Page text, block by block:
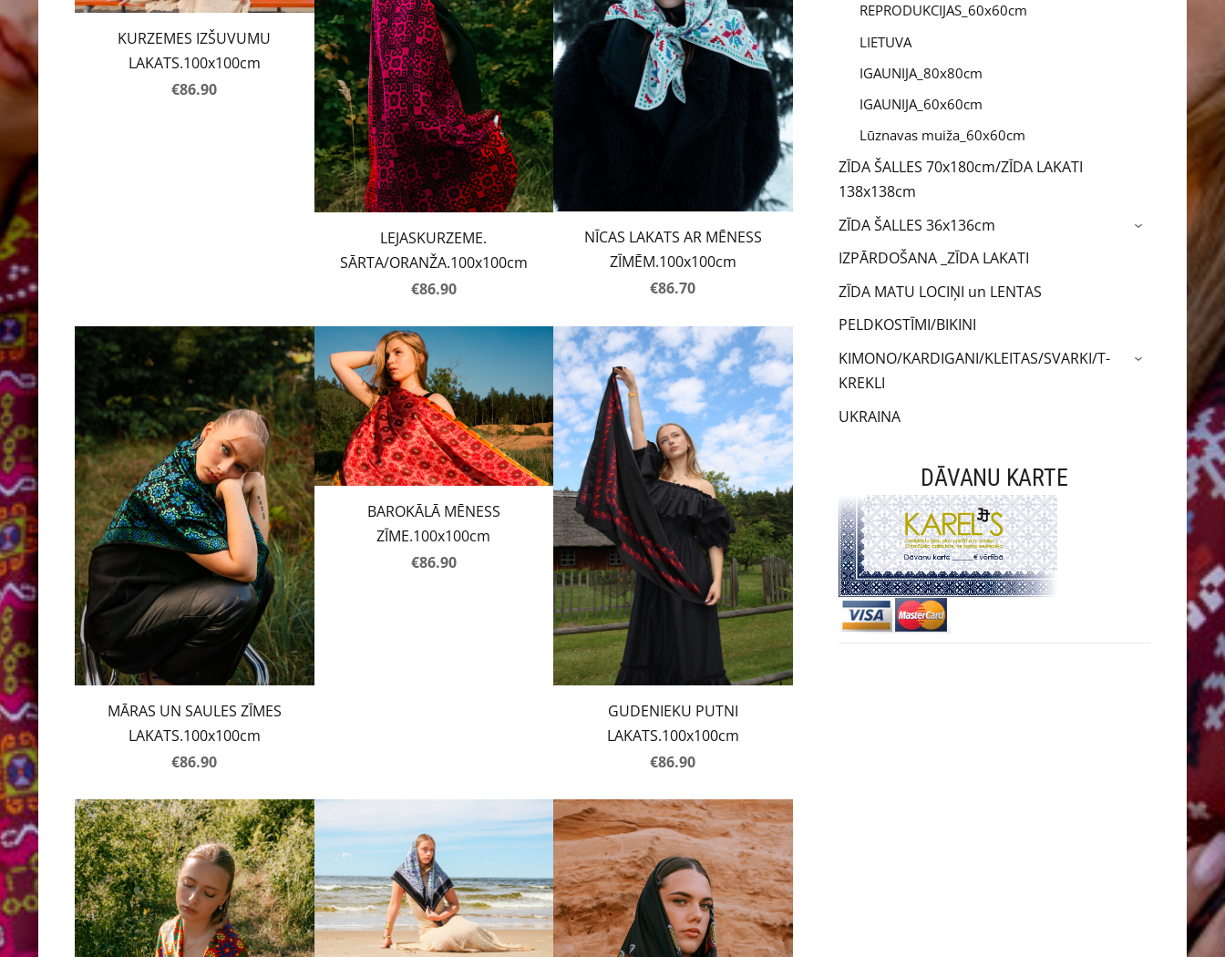
REPRODUKCIJAS_60x60cm
LIETUVA
IGAUNIJA_80x80cm
IGAUNIJA_60x60cm
Lūznavas muiža_60x60cm
ZĪDA ŠALLES 70x180cm/ZĪDA LAKATI
138x138cm
ZĪDA ŠALLES 36x136cm
›
IZPĀRDOŠANA _ZĪDA LAKATI
ZĪDA MATU LOCIŅI un LENTAS
PELDKOSTĪMI/BIKINI
KIMONO/KARDIGANI/KLEITAS/SVARKI/T-
KREKLI
›
UKRAINA
DĀVANU KARTE
KURZEMES IZŠUVUMU
LAKATS.100x100cm
€86.90
LEJASKURZEME.
SĀRTA/ORANŽA.100x100cm
€86.90
NĪCAS LAKATS AR MĒNESS
ZĪMĒM.100x100cm
€86.70
MĀRAS UN SAULES ZĪMES
LAKATS.100x100cm
€86.90
BAROKĀLĀ MĒNESS
ZĪME.100x100cm
€86.90
GUDENIEKU PUTNI
LAKATS.100x100cm
€86.90